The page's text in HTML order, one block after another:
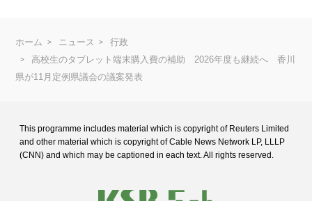
ホーム ニュース
行政
高校生のタブレット端末購入費の補助 2026年度も継続へ 香川
県が11月定例県議会の議案発表
This programme includes material which is copyright of Reuters Limited
and other material which is copyright of Cable News Network LP, LLLP
(CNN) and which may be captioned in each text. All rights reserved.